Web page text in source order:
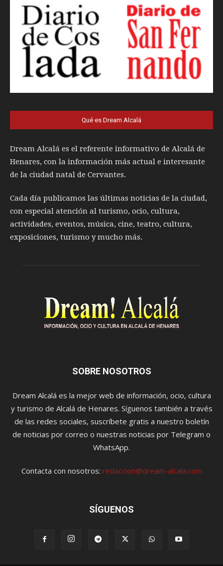
Qué es Dream Alcalá
Dream Alcalá es el referente informativo de Alcalá de
Henares, con la información más actual e interesante
de la ciudad natal de Cervantes.
Cada día publicamos las últimas noticias de la ciudad,
con especial atención al turismo, ocio, cultura,
actividades, eventos, música, cine, teatro, cultura,
exposiciones, turismo y mucho más.
SOBRE NOSOTROS
Dream Alcalá es la mejor web de información, ocio, cultura
y turismo de Alcalá de Henares. Síguenos también a través
de las redes sociales, suscríbete gratis a nuestro boletín
de noticias por correo o nuestras noticias por Telegram o
WhatsApp.
Contacta con nosotros: redaccion@dream-alcala.com
SÍGUENOS